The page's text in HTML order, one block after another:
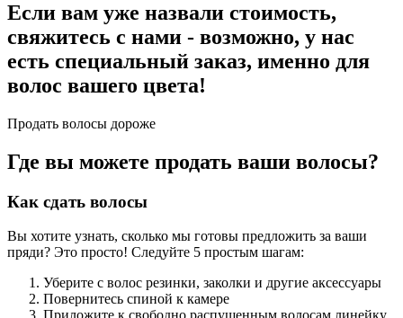
Если вам уже назвали стоимость,
свяжитесь с нами - возможно, у нас
есть специальный заказ, именно для
волос вашего цвета!
Продать волосы дороже
Где вы можете продать ваши волосы?
Как сдать волосы
Вы хотите узнать, сколько мы готовы предложить за ваши
пряди? Это просто! Следуйте 5 простым шагам:
Уберите с волос резинки, заколки и другие аксессуары
Повернитесь спиной к камере